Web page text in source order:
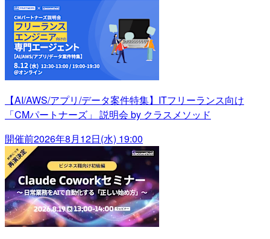
【AI/AWS/アプリ/データ案件特集】ITフリーランス向け
「CMパートナーズ」 説明会 by クラスメソッド
開催前2026年8月12日(水) 19:00